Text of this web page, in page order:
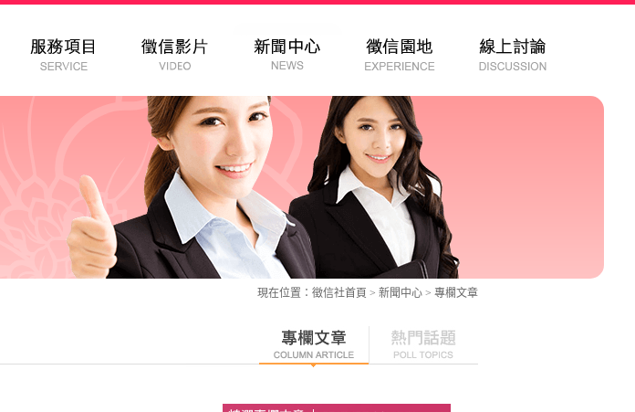
現在位置： 徵信社首頁 > 新聞中心 > 專欄文章